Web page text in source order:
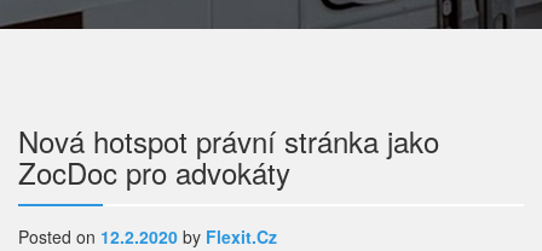
Nová hotspot právní stránka jako
ZocDoc pro advokáty
Posted on 12.2.2020 by Flexit.cz
Navigace
pro
příspěvek